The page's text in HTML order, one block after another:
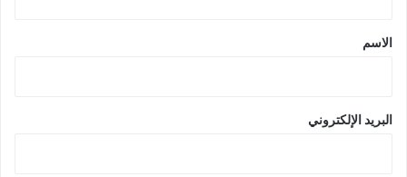
*
الاسم
البريد الإلكتروني